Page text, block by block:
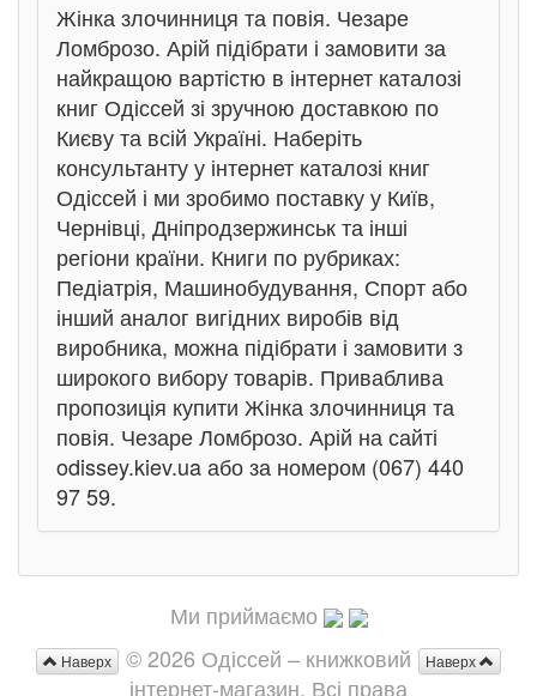
Жінка злочинниця та повія. Чезаре
Ломброзо. Арій підібрати і замовити за
найкращою вартістю в інтернет каталозі
книг Одіссей зі зручною доставкою по
Києву та всій Україні. Наберіть
консультанту у інтернет каталозі книг
Одіссей і ми зробимо поставку у Київ,
Чернівці, Дніпродзержинськ та інші
регіони країни. Книги по рубриках:
Педіатрія, Машинобудування, Спорт або
інший аналог вигідних виробів від
виробника, можна підібрати і замовити з
широкого вибору товарів. Приваблива
пропозиція купити Жінка злочинниця та
повія. Чезаре Ломброзо. Арій на сайті
odissey.kiev.ua або за номером (067) 440
97 59.
Ми приймаємо
Наверх
Наверх
© 2026 Одіссей – книжковий
інтернет-магазин. Всі права